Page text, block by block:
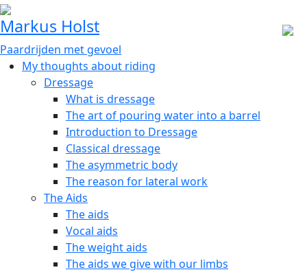
Markus Holst
Paardrijden met gevoel
My thoughts about riding
Dressage
What is dressage
The art of pouring water into a barrel
Introduction to Dressage
Classical dressage
The asymmetric body
The reason for lateral work
The Aids
The aids
Vocal aids
The weight aids
The aids we give with our limbs